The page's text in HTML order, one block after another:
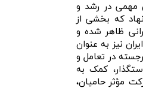
مهمی در رشد و
که بخشی از
ظاهر شده و
نیز به عنوان
در تعامل و
کمک به
مؤثر حامیان،